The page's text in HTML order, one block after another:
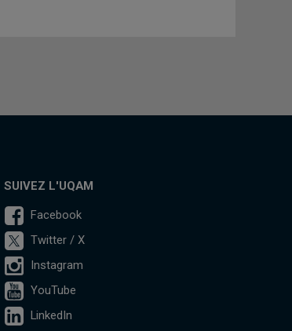
SUIVEZ L'UQAM
Facebook
Twitter / X
Instagram
YouTube
LinkedIn